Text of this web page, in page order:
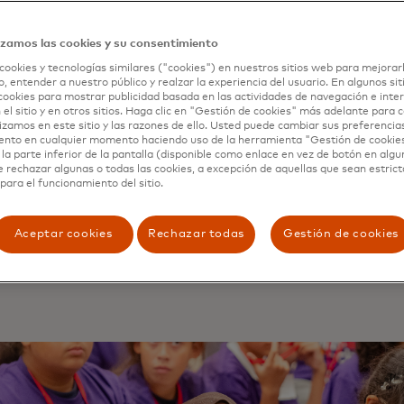
juega un papel crucial en la defensa civil. Pero no se
se enfrenten solas a los delincuentes de alta
a proteger a sus compañías, y a sus conciudadanos,
Mastercard ayudó a desarrollar un curso de
de Ciberseguridad, en colaboración con socios de los
sesión en junio, el grupo reunió a directores
y de la industria en el Centro de Capacitación
Secreto en South Laurel, Maryland, para explorar el
de redes digitales. Los participantes discutieron
y resiliencia, construyendo una base de mejores
las cookies y su consentimiento
y tecnologías similares ("cookies") en nuestros sitios web para
entender a nuestro público y realzar la experiencia del usuario. En algunos
para mostrar publicidad basada en las actividades de navegación e
el sitio y en otros sitios. Haga clic en "Gestión de cookies" más adelante para
en este sitio y las razones de ello. Usted puede cambiar sus
en cualquier momento haciendo uso de la herramienta "Gestión de
la parte inferior de la pantalla (disponible como enlace en vez de botón en
rechazar algunas o todas las cookies, a excepción de aquellas que sean
el funcionamiento del sitio.
Aceptar cookies Rechazar todas Gestión de cookies